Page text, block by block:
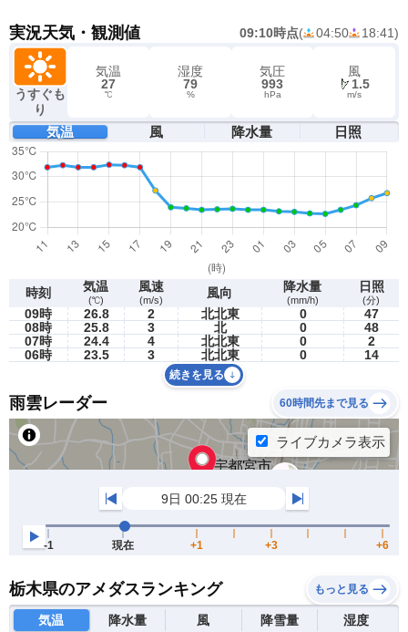
実況天気・観測値 09:10時点( 04:50 18:41)
うすぐも
り
気温
27
℃
湿度
79
%
気圧
993
hPa
風
1.5
m/s
気温 風 降水量 日照
時刻 気温
(℃)
風速
(m/s) 風向 降水量
(mm/h)
日照
(分)
09時 26.8 2 北北東 0
47
08時
25.8 3 北 0
48
07時
24.4 4 北北東 0
2
06時
23.5 3 北北東 0 14
続きを見る
雨雲レーダー 60時間先まで見る
栃木県のアメダスランキング もっと見る
気温 降水量 風 降雪量 湿度